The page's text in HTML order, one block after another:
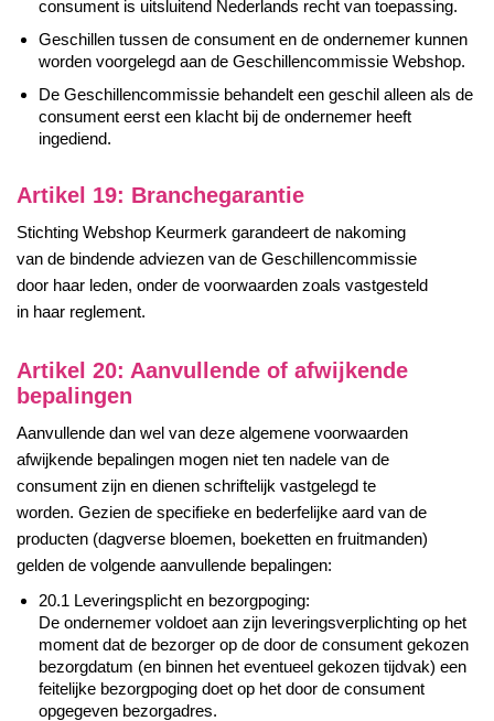
consument is uitsluitend Nederlands recht van toepassing.
Geschillen tussen de consument en de ondernemer kunnen
worden voorgelegd aan de Geschillencommissie Webshop.
De Geschillencommissie behandelt een geschil alleen als de
consument eerst een klacht bij de ondernemer heeft
ingediend.
Artikel 19: Branchegarantie
Stichting Webshop Keurmerk garandeert de nakoming
van de bindende adviezen van de Geschillencommissie
door haar leden, onder de voorwaarden zoals vastgesteld
in haar reglement.
Artikel 20: Aanvullende of afwijkende
bepalingen
Aanvullende dan wel van deze algemene voorwaarden
afwijkende bepalingen mogen niet ten nadele van de
consument zijn en dienen schriftelijk vastgelegd te
worden. Gezien de specifieke en bederfelijke aard van de
producten (dagverse bloemen, boeketten en fruitmanden)
gelden de volgende aanvullende bepalingen:
20.1 Leveringsplicht en bezorgpoging:
De ondernemer voldoet aan zijn leveringsverplichting op het
moment dat de bezorger op de door de consument gekozen
bezorgdatum (en binnen het eventueel gekozen tijdvak) een
feitelijke bezorgpoging doet op het door de consument
opgegeven bezorgadres.